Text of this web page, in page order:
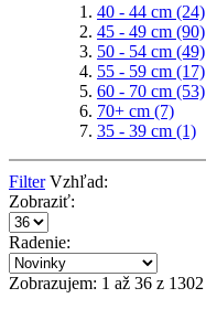
40 - 44 cm (24)
45 - 49 cm (90)
50 - 54 cm (49)
55 - 59 cm (17)
60 - 70 cm (53)
70+ cm (7)
35 - 39 cm (1)
Filter Vzhľad:
Zobraziť:
Radenie:
Zobrazujem: 1 až 36 z 1302